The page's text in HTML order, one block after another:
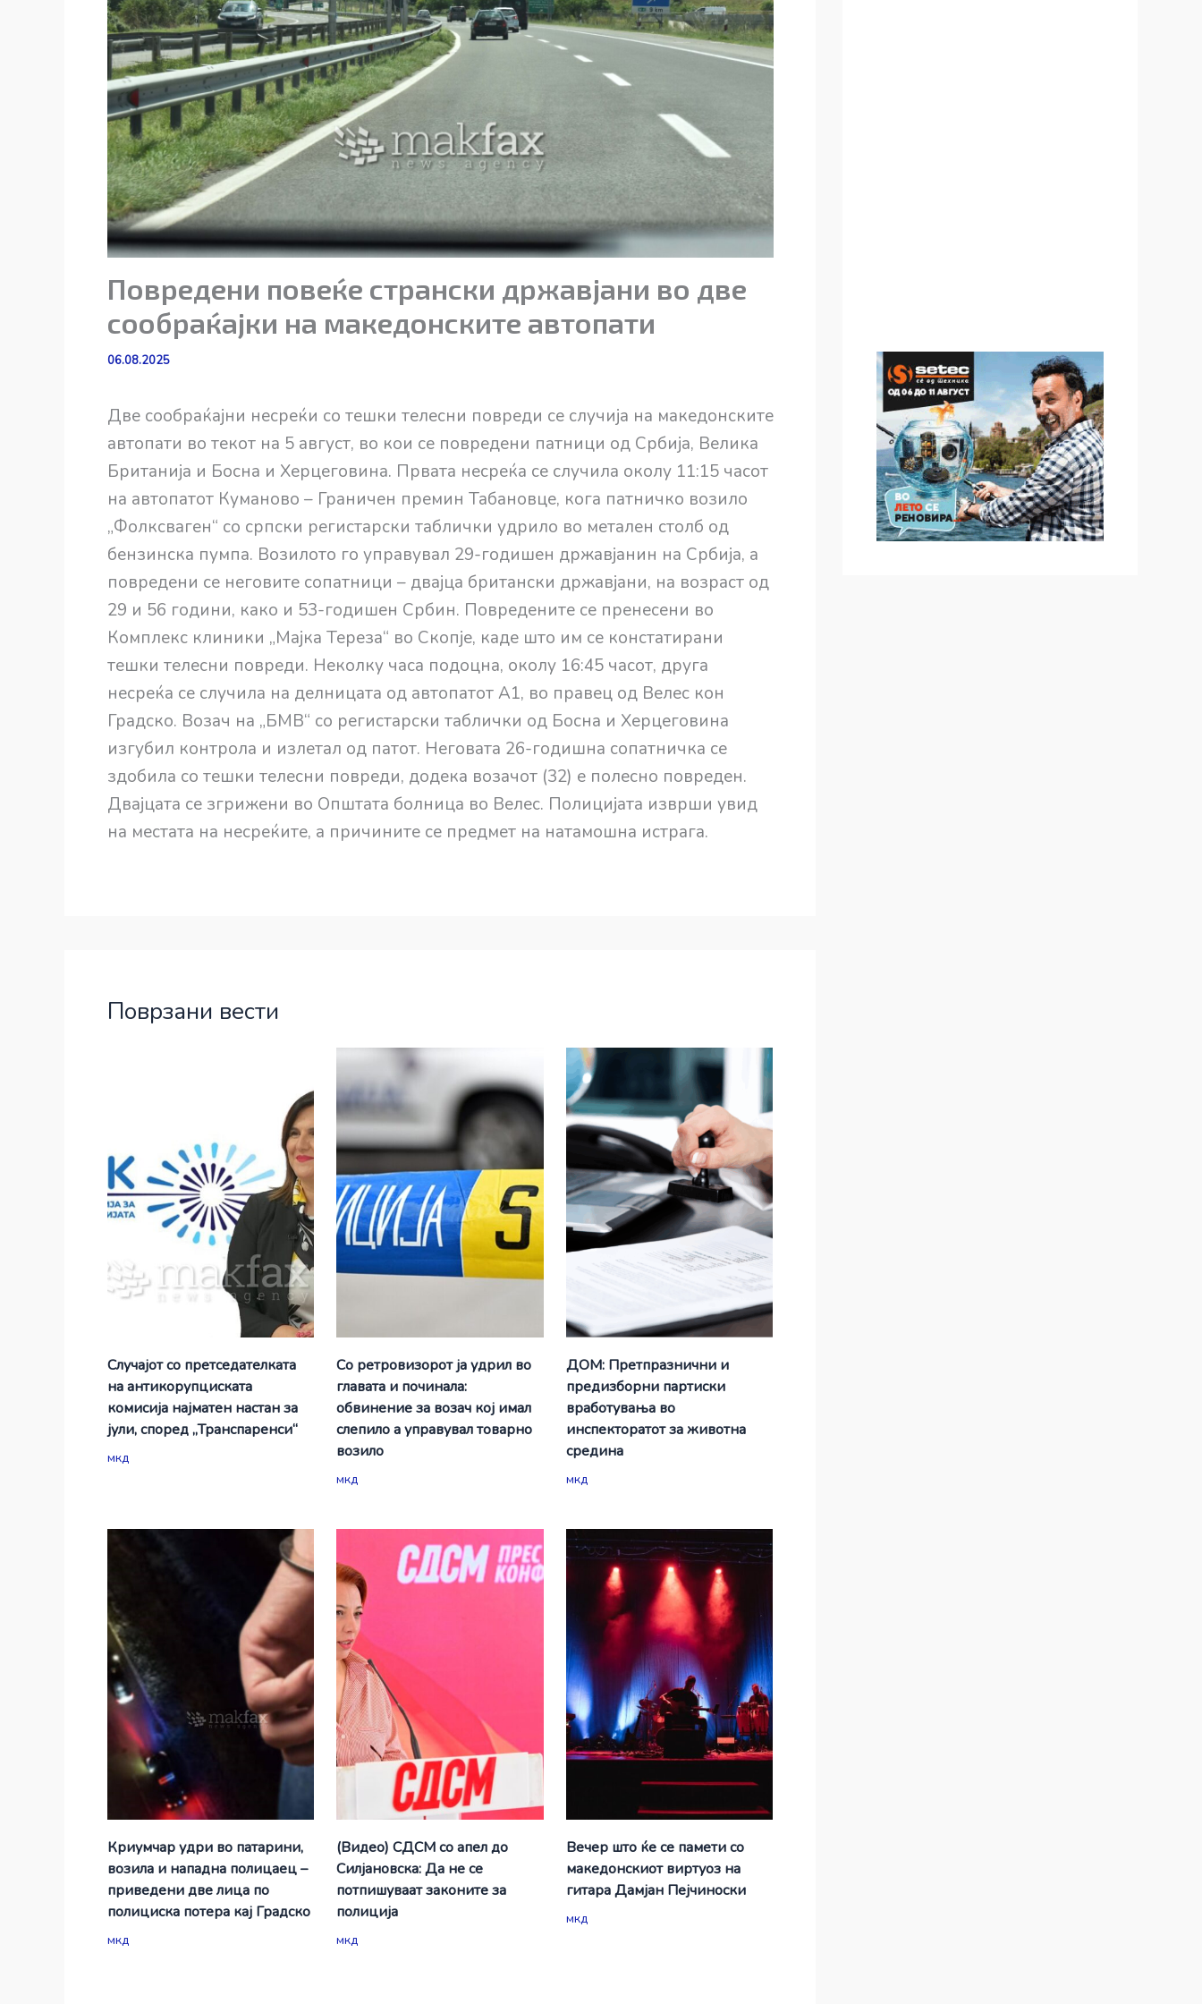
Повредени повеќе странски државјани во две
сообраќајки на македонските автопати
06.08.2025
Две сообраќајни несреќи со тешки телесни повреди се случија на македонските
автопати во текот на 5 август, во кои се повредени патници од Србија, Велика
Британија и Босна и Херцеговина. Првата несреќа се случила околу 11:15 часот
на автопатот Куманово – Граничен премин Табановце, кога патничко возило
„Фолксваген“ со српски регистарски таблички удрило во метален столб од
бензинска пумпа. Возилото го управувал 29-годишен државјанин на Србија, а
повредени се неговите сопатници – двајца британски државјани, на возраст од
29 и 56 години, како и 53-годишен Србин. Повредените се пренесени во
Комплекс клиники „Мајка Тереза“ во Скопје, каде што им се констатирани
тешки телесни повреди. Неколку часа подоцна, околу 16:45 часот, друга
несреќа се случила на делницата од автопатот А1, во правец од Велес кон
Градско. Возач на „БМВ“ со регистарски таблички од Босна и Херцеговина
изгубил контрола и излетал од патот. Неговата 26-годишна сопатничка се
здобила со тешки телесни повреди, додека возачот (32) е полесно повреден.
Двајцата се згрижени во Општата болница во Велес. Полицијата изврши увид
на местата на несреќите, а причините се предмет на натамошна истрага.
Поврзани вести
Случајот со претседателката
на антикорупциската
комисија најматен настан за
јули, според „Транспаренси“
мкд
Со ретровизорот ја удрил во
главата и починала:
обвинение за возач кој имал
слепило а управувал товарно
возило
мкд
ДОМ: Претпразнични и
предизборни партиски
вработувања во
инспекторатот за животна
средина
мкд
Криумчар удри во патарини,
возила и нападна полицаец –
приведени две лица по
полициска потера кај Градско
мкд
(Видео) СДСМ со апел до
Силјановска: Да не се
потпишуваат законите за
полиција
мкд
Вечер што ќе се памети со
македонскиот виртуоз на
гитара Дамјан Пејчиноски
мкд